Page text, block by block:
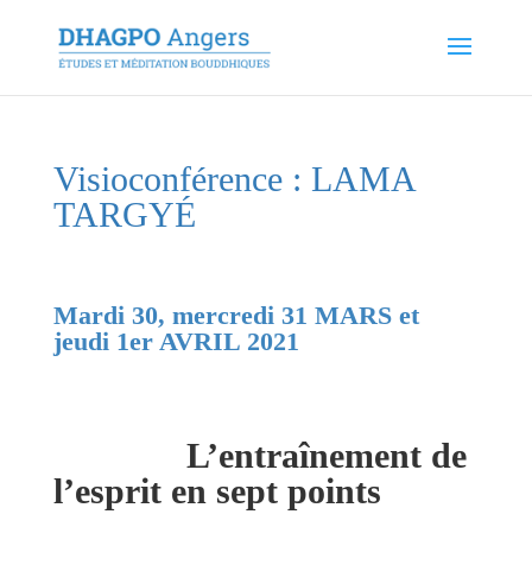
Visioconférence : LAMA
TARGYÉ
Mardi 30, mercredi 31 MARS et
jeudi 1er AVRIL 2021
L’entraînement de
l’esprit en sept points